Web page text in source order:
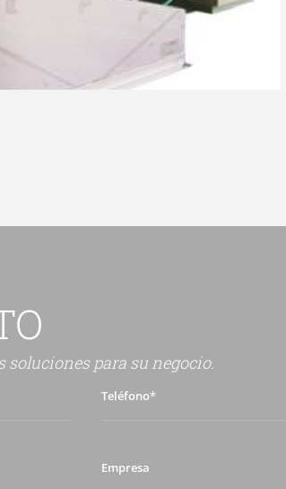
para su negocio.
Teléfono*
Empresa